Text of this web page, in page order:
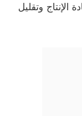
وتقليل